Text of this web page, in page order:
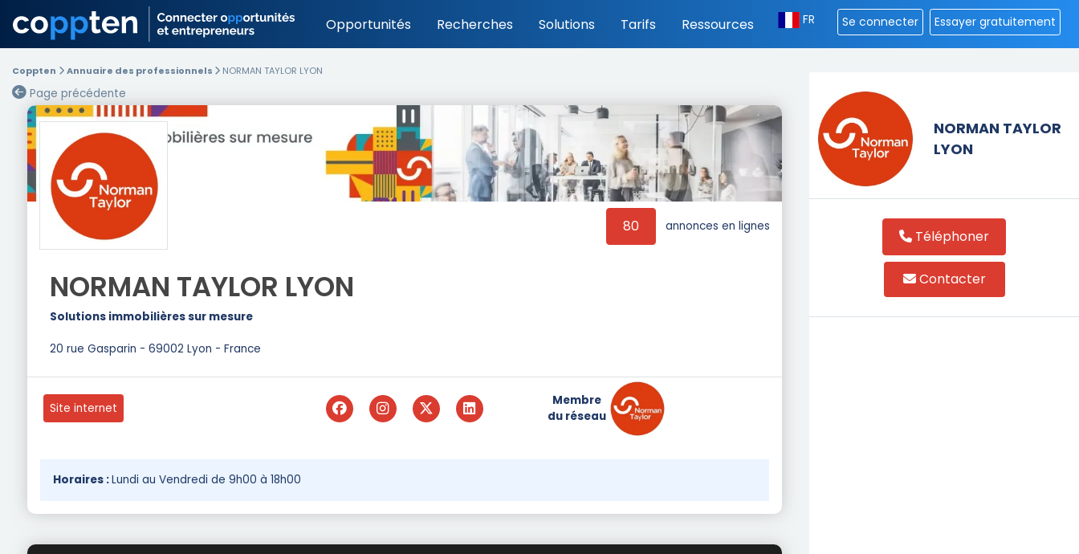
Opportunités Recherches Solutions Tarifs Ressources FR Se connecter Essayer gratuitement
Coppten Annuaire des professionnels NORMAN TAYLOR LYON
Page précédente
80 annonces en lignes
NORMAN TAYLOR LYON
Solutions immobilières sur mesure
20 rue Gasparin - 69002 Lyon - France
Site internet
Membre
du réseau
Horaires :Lundi au Vendredi de 9h00 à 18h00
NORMAN TAYLOR
LYON
Téléphoner
Contacter